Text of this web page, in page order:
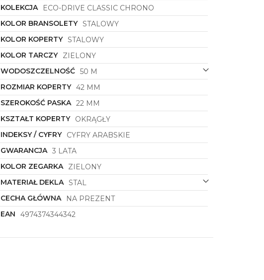
KOLEKCJA
ECO-DRIVE CLASSIC CHRONO
KOLOR BRANSOLETY STALOWY
KOLOR KOPERTY STALOWY
KOLOR TARCZY
ZIELONY
WODOSZCZELNOŚĆ 50 M
ROZMIAR KOPERTY 42 MM
SZEROKOŚĆ PASKA 22 MM
KSZTAŁT KOPERTY
OKRĄGŁY
INDEKSY / CYFRY
CYFRY ARABSKIE
GWARANCJA 3 LATA
KOLOR ZEGARKA
ZIELONY
MATERIAŁ DEKLA STAL
CECHA GŁÓWNA
NA PREZENT
EAN
4974374344342